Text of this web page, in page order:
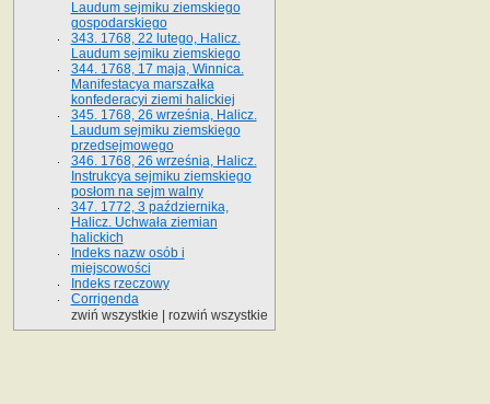
Laudum sejmiku ziemskiego
gospodarskiego
343. 1768, 22 lutego, Halicz.
Laudum sejmiku ziemskiego
344. 1768, 17 maja, Winnica.
Manifestacya marszałka
konfederacyi ziemi halickiej
345. 1768, 26 września, Halicz.
Laudum sejmiku ziemskiego
przedsejmowego
346. 1768, 26 września, Halicz.
Instrukcya sejmiku ziemskiego
posłom na sejm walny
347. 1772, 3 października,
Halicz. Uchwała ziemian
halickich
Indeks nazw osób i
miejscowości
Indeks rzeczowy
Corrigenda
zwiń wszystkie
rozwiń wszystkie